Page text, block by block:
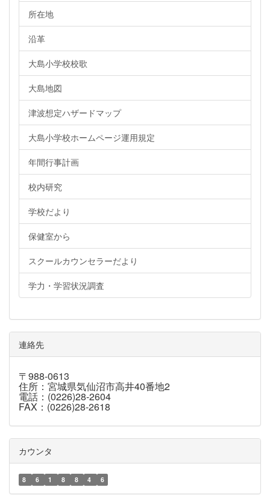
所在地
沿革
大島小学校校歌
大島地図
津波想定ハザードマップ
大島小学校ホームページ運用規定
年間行事計画
校内研究
学校だより
保健室から
スクールカウンセラーだより
学力・学習状況調査
連絡先
〒988-0613
住所：宮城県気仙沼市高井40番地2
電話：(0226)28-2604
FAX：(0226)28-2618
カウンタ
8 6 1 8 8 4 6